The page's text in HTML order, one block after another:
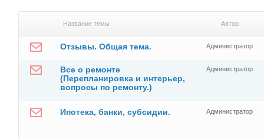
Название темы Автор
Отзывы. Общая тема. Администратор
Все о ремонте
(Перепланировка и интерьер,
вопросы по ремонту.)
Администратор
Ипотека, банки, субсидии. Администратор